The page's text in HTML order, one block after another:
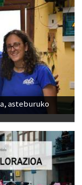
asteburuko